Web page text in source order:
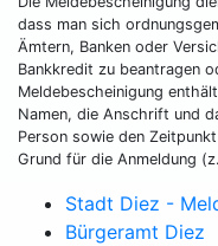
dass man sich
Ämtern, Banken oder
Bankkredit zu beantragen
Meldebescheinigung
Namen, die Anschrift und
Person sowie den
Grund für die Anmeldung
Stadt Diez -
Bürgeramt Diez